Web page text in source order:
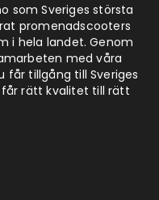
som Sveriges största
promenadscooters
i hela landet. Genom
med våra
får tillgång till Sveriges
rätt kvalitet till rätt